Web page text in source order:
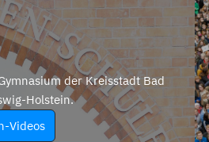
der Kreisstadt Bad
Holstein.
Videos